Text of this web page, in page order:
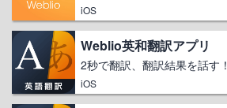
iOS
Weblio英和翻訳アプリ
2秒で翻訳、翻訳結果を話す！
iOS